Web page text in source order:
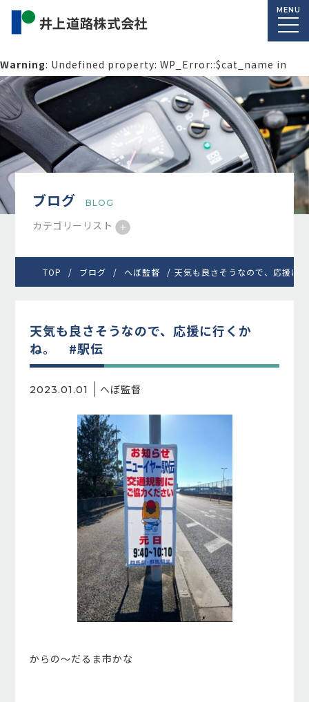
MENU
Warning: Undefined property: WP_Error::$cat_name in
/home/macolab2/inouedoro.co.jp/public_html/wp-
content/themes/inourdoro_theme_2024/single.phpon
line14
ブログ BLOG
カテゴリーリスト
TOP ブログ へぼ監督 天気も良さそうなので、応援に
天気も良さそうなので、応援に行くか
ね。 #駅伝
2023.01.01 へぼ監督
からの～だるま市かな